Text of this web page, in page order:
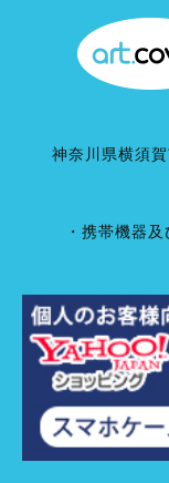
神奈川県横須
・携帯機器